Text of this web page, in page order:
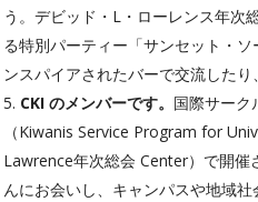
う。デビッド・L・ローレンス年次
る特別パーティー「サンセット・
ンスパイアされたバーで交流した
CKI のメンバーです。 国際サーク
（Kiwanis Service Program for
Lawrence年次総会 Center）で開催
んにお会いし、キャンパスや地域